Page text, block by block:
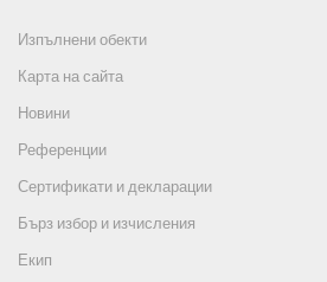
Изпълнени обекти
Карта на сайта
Новини
Референции
Сертификати и декларации
Бърз избор и изчисления
Екип